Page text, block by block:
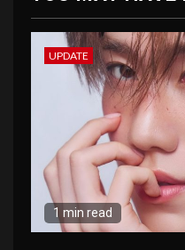
UPDATE
1 min read